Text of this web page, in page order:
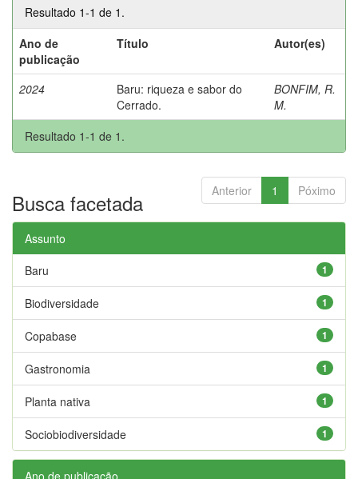
Resultado 1-1 de 1.
Ano de
publicação
Título Autor(es)
2024
Baru: riqueza e sabor do
Cerrado.
BONFIM, R.
M.
Resultado 1-1 de 1.
Anterior 1 Póximo
Busca facetada
Assunto
1
Baru
1
Biodiversidade
1
Copabase
1
Gastronomia
1
Planta nativa
1
Sociobiodiversidade
Ano de publicação